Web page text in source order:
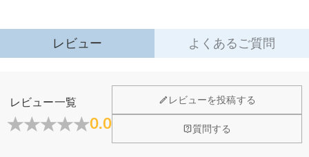
配慮した耐久性を実現。
エンボス加工 – 洗練された職人技で、洗練された外観を演出。
ふっくらとしたインナーライニング（内張り） – 柔らかいクッション性で打痕
を防ぎ、クラブの塗装を保護。
4 色のクラシックカラー – ブラック、ブルー、カーキ、ダークブラウン – どん
閉じる
レビュー よくあるご質問
レビュー一覧
0.0
レビューを投稿する
質問する